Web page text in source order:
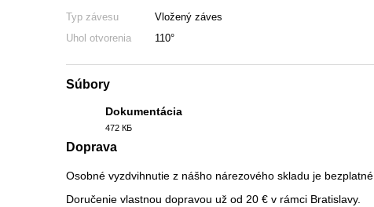
Typ závesu
Vložený záves
Uhol otvorenia
110°
Súbory
Dokumentácia
472 КБ
Doprava
Osobné vyzdvihnutie z nášho nárezového skladu je bezplatné.
Doručenie vlastnou dopravou už od 20 € v rámci Bratislavy.